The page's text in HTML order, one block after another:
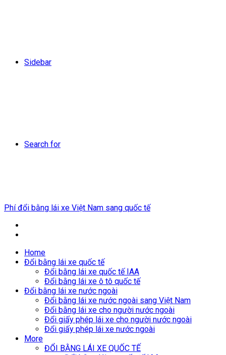
Sidebar
Search for
Phí đổi bằng lái xe Việt Nam sang quốc tế
Home
Đổi bằng lái xe quốc tế
Đổi bằng lái xe quốc tế IAA
Đổi bằng lái xe ô tô quốc tế
Đổi bằng lái xe nước ngoài
Đổi bằng lái xe nước ngoài sang Việt Nam
Đổi bằng lái xe cho người nước ngoài
Đổi giấy phép lái xe cho người nước ngoài
Đổi giấy phép lái xe nước ngoài
More
ĐỔI BẰNG LÁI XE QUỐC TẾ